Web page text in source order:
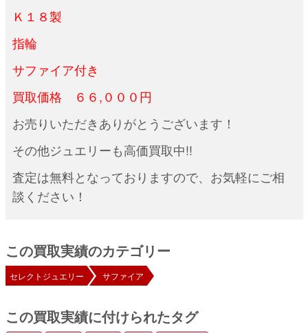
Ｋ１８製
指輪
サファイア付き
買取価格 ６６,０００円
お売りいただきありがとうございます！
その他ジュエリーも高価買取中!!
査定は無料となっておりますので、お気軽にご相
談ください！
この買取実績のカテゴリー
セレクトジュエリー サファイア
この買取実績に付けられたタグ